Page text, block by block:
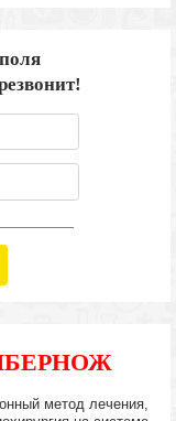
метод лечения,